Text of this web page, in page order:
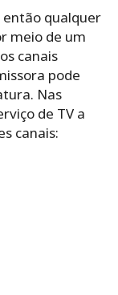
então qualquer
meio de um
canais
pode
Nas
de TV a
canais: